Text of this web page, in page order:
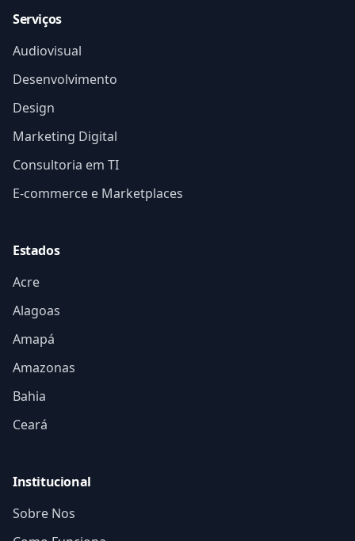
Serviços
Audiovisual
Desenvolvimento
Design
Marketing Digital
Consultoria em TI
E-commerce e Marketplaces
Estados
Acre
Alagoas
Amapá
Amazonas
Bahia
Ceará
Institucional
Sobre Nos